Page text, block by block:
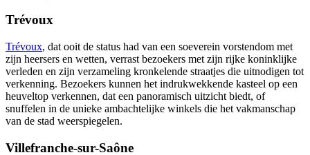
Trévoux
Trévoux, dat ooit de status had van een soeverein vorstendom met
zijn heersers en wetten, verrast bezoekers met zijn rijke koninklijke
verleden en zijn verzameling kronkelende straatjes die uitnodigen tot
verkenning. Bezoekers kunnen het indrukwekkende kasteel op een
heuveltop verkennen, dat een panoramisch uitzicht biedt, of
snuffelen in de unieke ambachtelijke winkels die het vakmanschap
van de stad weerspiegelen.
Villefranche-sur-Saône